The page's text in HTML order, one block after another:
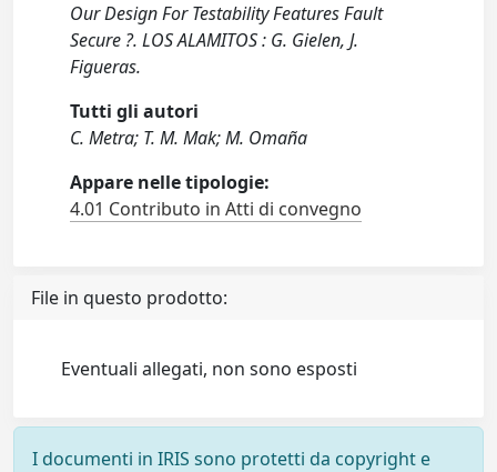
Our Design For Testability Features Fault
Secure ?. LOS ALAMITOS : G. Gielen, J.
Figueras.
Tutti gli autori
C. Metra; T. M. Mak; M. Omaña
Appare nelle tipologie:
4.01 Contributo in Atti di convegno
File in questo prodotto:
Eventuali allegati, non sono esposti
I documenti in IRIS sono protetti da copyright e